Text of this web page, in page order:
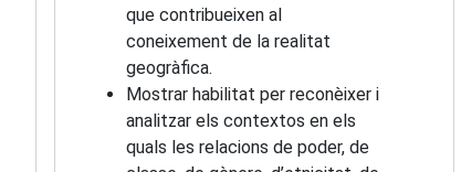
que contribueixen al
coneixement de la realitat
geogràfica.
Mostrar habilitat per reconèixer i
analitzar els contextos en els
quals les relacions de poder, de